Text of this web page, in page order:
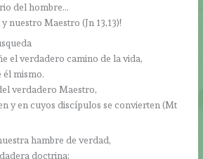
del hombre…
nuestro Maestro (Jn 13,13)!
el verdadero camino de la vida,
él mismo.
verdadero Maestro,
y en cuyos discípulos se convierten (Mt
hambre de verdad,
doctrina;